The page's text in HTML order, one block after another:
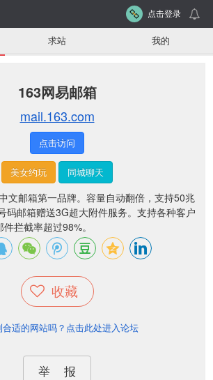
点击登录
求站 我的
163网易邮箱
mail.163.com
点击访问
美女约玩 同城聊天
文邮箱第一品牌。容量自动翻倍，支持50兆
码邮箱赠送3G超大附件服务。支持各种客户
拦截率超过98%。
收藏
合适的网站吗？点击此处进入论坛
举 报